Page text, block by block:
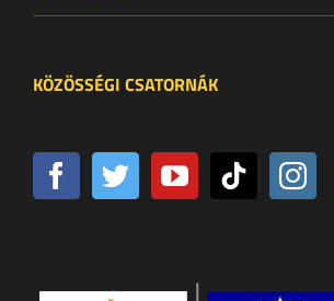
KÖZÖSSÉGI CSATORNÁK